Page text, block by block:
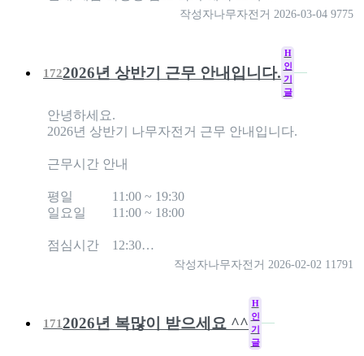
작성자나무자전거 2026-03-04 9775
1722026년 상반기 근무 안내입니다.
H
인
기
글
안녕하세요.
2026년 상반기 나무자전거 근무 안내입니다.
근무시간 안내
평일 11:00 ~ 19:30
일요일 11:00 ~ 18:00
점심시간 12:30…
작성자나무자전거 2026-02-02 11791
1712026년 복많이 받으세요 ^^
H
인
기
글